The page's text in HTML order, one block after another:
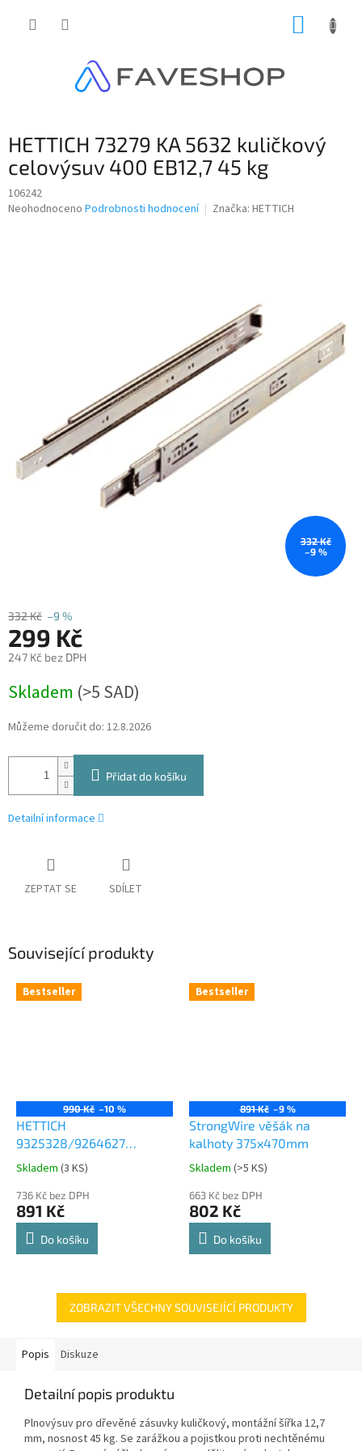
HETTICH 73279 KA 5632 kuličkový
celovýsuv 400 EB12,7 45 kg
106242
Průměrné
Neohodnoceno Podrobnosti hodnocení Značka: HETTICH
332 Kč
–9 %
332 Kč –9 %
299 Kč
247 Kč bez DPH
cena:
Skladem (>5 SAD)
Můžeme doručit do: 12.8.2026
Přidat do košíku
Detailní informace
ZEPTAT SE SDÍLET
Související produkty
Bestseller
990 Kč –10 %
HETTICH
9325328/9264627
Comfort Spin 360° otočná
police 8kg
Průměrné
produktu
je
4,8
Skladem (3 KS)
736 Kč bez DPH
891 Kč
Do košíku
Bestseller
891 Kč –9 %
StrongWire věšák na
kalhoty 375x470mm
Průměrné
produktu
je
4,8
Skladem (>5 KS)
663 Kč bez DPH
802 Kč
Do košíku
ZOBRAZIT VŠECHNY SOUVISEJÍCÍ PRODUKTY
Popis Diskuze
Detailní popis produktu
Plnovýsuv pro dřevěné zásuvky kuličkový, montážní šířka 12,7
mm, nosnost 45 kg. Se zarážkou a pojistkou proti nechtěnému